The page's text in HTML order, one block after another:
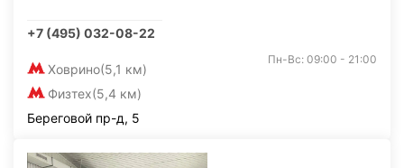
+7 (495) 032-08-22
Ховрино(5,1 км)
Физтех(5,4 км)
Пн-Вс: 09:00 - 21:00
Береговой пр-д, 5